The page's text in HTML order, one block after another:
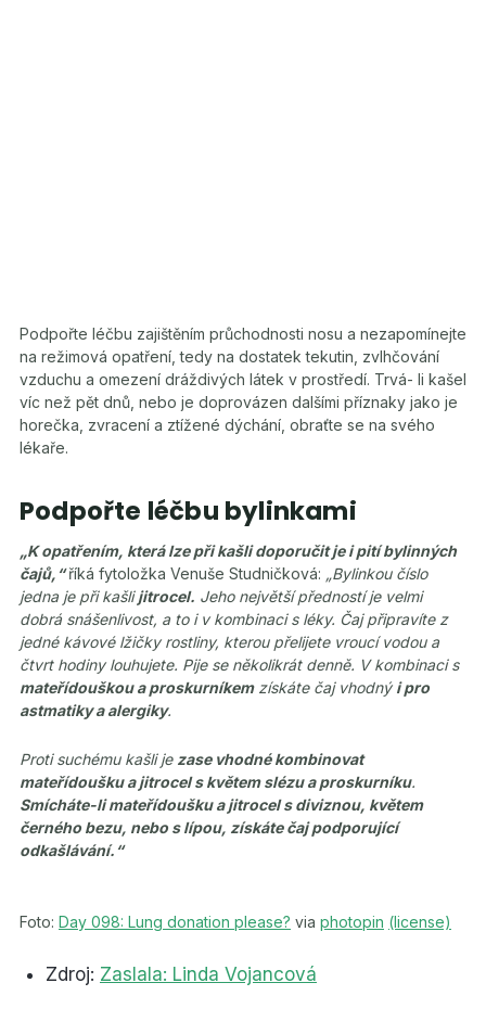
Podpořte léčbu zajištěním průchodnosti nosu a nezapomínejte
na režimová opatření, tedy na dostatek tekutin, zvlhčování
vzduchu a omezení dráždivých látek v prostředí. Trvá- li kašel
víc než pět dnů, nebo je doprovázen dalšími příznaky jako je
horečka, zvracení a ztížené dýchání, obraťte se na svého
lékaře.
Podpořte léčbu bylinkami
„K opatřením, která lze při kašli doporučit je i pití bylinných
čajů,“ říká fytoložka Venuše Studničková: „Bylinkou číslo
jedna je při kašlijitrocel. Jeho největší předností je velmi
dobrá snášenlivost, a to i v kombinaci s léky. Čaj připravíte z
jedné kávové lžičky rostliny, kterou přelijete vroucí vodou a
čtvrt hodiny louhujete. Pije se několikrát denně. V kombinaci s
mateřídouškou a proskurníkemzískáte čaj vhodnýi pro
astmatiky a alergiky.
Proti suchému kašli je zase vhodné kombinovat
mateřídoušku a jitrocel s květem slézu a proskurníku.
Smícháte-li mateřídoušku a jitrocel s diviznou, květem
černého bezu, nebo s lípou, získáte čaj podporující
odkašlávání.“
Foto: Day 098: Lung donation please? via photopin (license)
Zdroj: Zaslala: Linda Vojancová